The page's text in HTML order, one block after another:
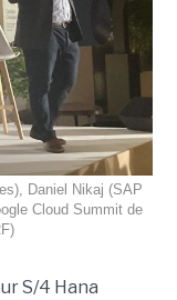
Daniel Nikaj (SAP
Cloud Summit de
S/4 Hana